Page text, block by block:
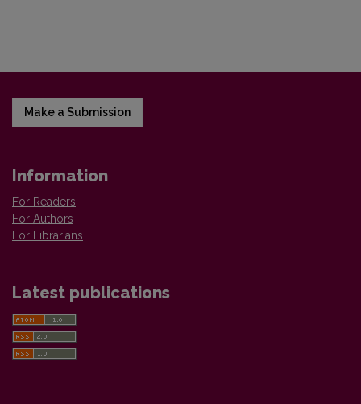
Make a Submission
Information
For Readers
For Authors
For Librarians
Latest publications